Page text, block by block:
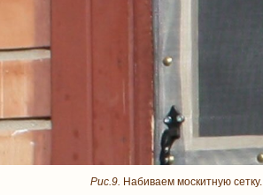
Рис.9. Набиваем москитную сетку.